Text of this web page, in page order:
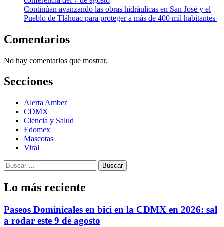
Continúan avanzando las obras hidráulicas en San José y el
Pueblo de Tláhuac para proteger a más de 400 mil habitantes
Comentarios
No hay comentarios que mostrar.
Secciones
Alerta Amber
CDMX
Ciencia y Salud
Edomex
Mascotas
Viral
Buscar:
Lo más reciente
Paseos Dominicales en bici en la CDMX en 2026: sal
a rodar este 9 de agosto